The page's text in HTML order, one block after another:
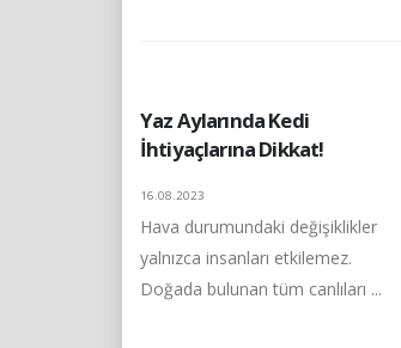
Yaz Aylarında Kedi
İhtiyaçlarına Dikkat!
16.08.2023
Hava durumundaki değişiklikler
yalnızca insanları etkilemez.
Doğada bulunan tüm canlıları ...